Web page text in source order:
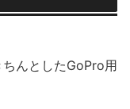
んとしたGoPro用